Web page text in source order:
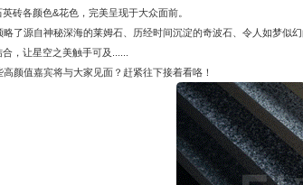
砖各颜色&花色，完美呈现于大众面前。
略了源自神秘深海的莱姆石、历经时间沉淀的奇波石、令人如梦
，让星空之美触手可及......
颜值嘉宾将与大家见面？赶紧往下接着看咯！